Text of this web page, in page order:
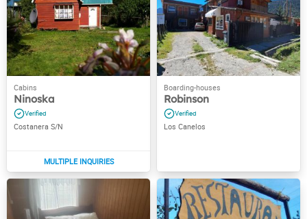
Ninoska
Costanera S/N
Robinson
Los Canelos